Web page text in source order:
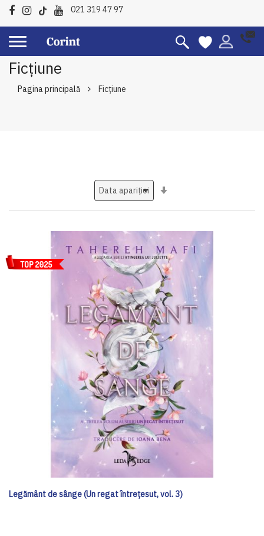
021 319 47 97
Ficțiune
Pagina principală Ficțiune
Legământ de sânge (Un regat întrețesut, vol. 3)